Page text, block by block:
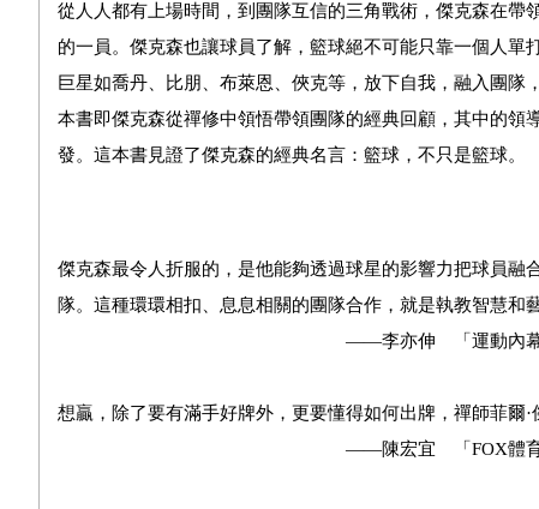
從人人都有上場時間，到團隊互信的三角戰術，傑克森在
的一員。傑克森也讓球員了解，籃球絕不可能只靠一個人
巨星如喬丹、比朋、布萊恩、俠克等，放下自我，融入團隊
本書即傑克森從禪修中領悟帶領團隊的經典回顧，其中的
發。這本書見證了傑克森的經典名言：籃球，不只是籃球。
傑克森最令人折服的，是他能夠透過球星的影響力把球員
隊。這種環環相扣、息息相關的團隊合作，就是執教智慧和
——李亦伸 「運動內幕」網
想贏，除了要有滿手好牌外，更要懂得如何出牌，禪師菲爾·
——陳宏宜 「FOX體育台」主